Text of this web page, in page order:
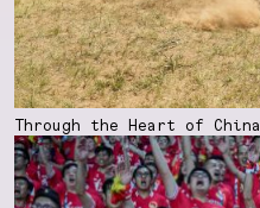
Through the Heart of China